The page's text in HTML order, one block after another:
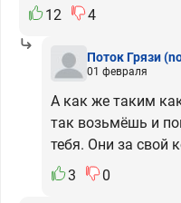
12
4
Поток Грязи
01 февраля
А как же таким
так возьмёшь и
тебя. Они за свой
3
0